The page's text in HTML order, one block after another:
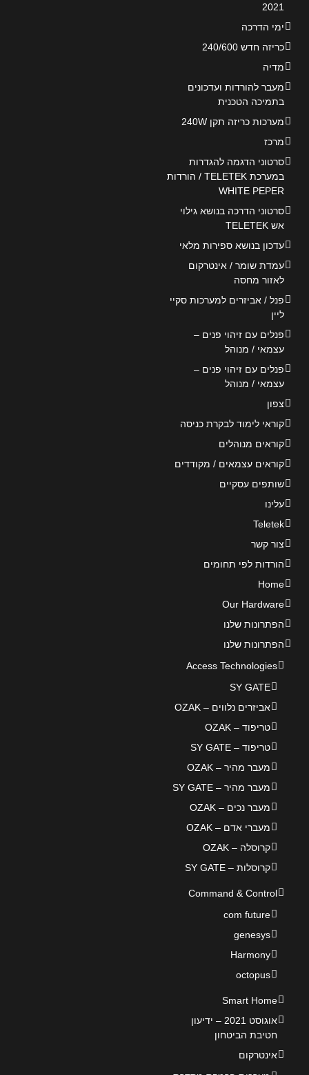
2021
ימי הדרכה
כריזה חדש 240/600
מדיה
מעבר להורדות ועדכונים
בתמיכה הטכנית
מערכות כריזה תקן 240W
מרכז
סרטוני הדגמה להגדרות
במערכת TELETEK / הורדות
WHITE PEPER
סרטוני הדרכה בנושא גילוי
אש TELETEK
עדכון בנושא ספירות מלאי
עמדת שומר / אינטרקום
לאזור מחסה
פנל / אביזרים למערכות סקיי
ליין
פנלים עם זיהוי פנים –
עצמאי / מנוהל
פנלים עם זיהוי פנים –
עצמאי / מנוהל
צפון
קוראי לימוד לבקרת כניסה
קוראים מנוהלים
קוראים עצמאים / מקודדים
שותפים עסקיים
עלינו
Teletek
צור קשר
הורדות לפי תחומים
Home
Our Hardware
הפתרונות שלנו
הפתרונות שלנו
Access Technologies
SY GATE
אביזרים נלווים – OZAK
טריפוד – OZAK
טריפוד – SY GATE
מעבר מהיר – OZAK
מעבר מהיר – SY GATE
מעבר נכים – OZAK
מעברי אדם – OZAK
קרוסלה – OZAK
קרוסלות – SY GATE
Command & Control
com future
genesys
Harmony
octopus
Smart Home
אוגוסט 2021 – ידיעון
חטיבת הביטחון
אינטרקום